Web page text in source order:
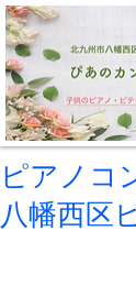
ピアノコ
八幡西区